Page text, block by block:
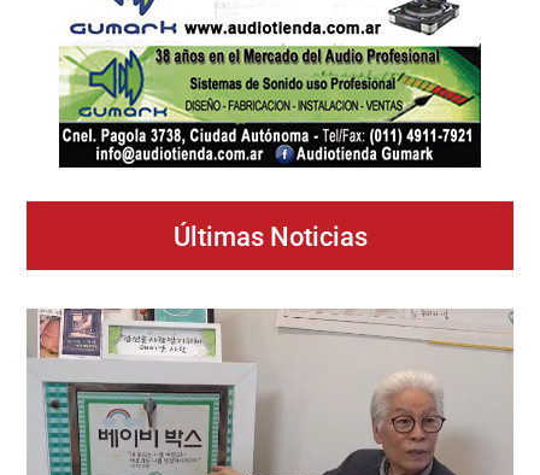
Últimas Noticias